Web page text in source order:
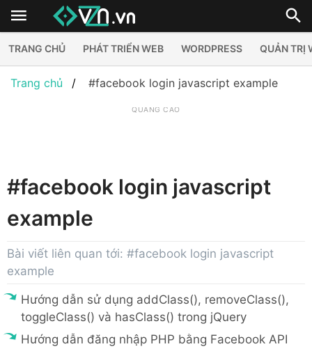
TRANG CHỦ PHÁT TRIỂN WEB WORDPRESS QUẢN TRỊ
Trang chủ #facebook login javascript example
QUẢNG CÁO
#facebook login javascript
example
Bài viết liên quan tới: #facebook login javascript
example
Hướng dẫn sử dụng addClass(), removeClass(),
toggleClass() và hasClass() trong jQuery
Hướng dẫn đăng nhập PHP bằng Facebook API